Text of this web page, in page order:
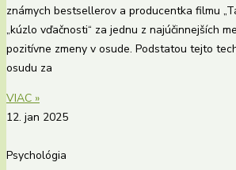
známych bestsellerov a producentka filmu
„kúzlo vďačnosti“ za jednu z najúčinnejších
pozitívne zmeny v osude. Podstatou tejto
osudu za
VIAC »
12. jan 2025
Psychológia